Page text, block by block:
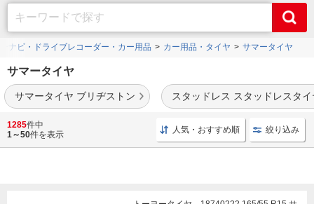
ナビ・ドライブレコーダー・カー用品 カー用品・タイヤ サマータイヤ
サマータイヤ
サマータイヤ ブリヂストン スタッドレス スタッドレスタイ
おすすめのサマータイヤが勢揃い。ブリヂストンやダンロップ交換用のサイズ・種類
が豊富、バイク用も充実。空気圧チェッカーも。
1285件中
1～50件を表示 人気・おすすめ順 絞り込み